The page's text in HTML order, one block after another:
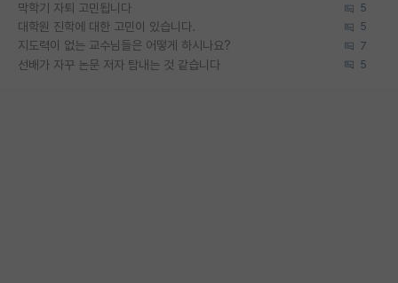
막학기 자퇴 고민됩니다 5
대학원 진학에 대한 고민이 있습니다. 5
지도력이 없는 교수님들은 어떻게 하시나요? 7
선배가 자꾸 논문 저자 탐내는 것 같습니다 5